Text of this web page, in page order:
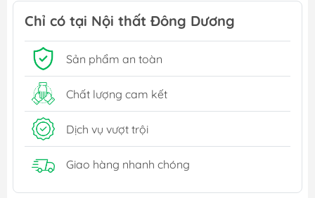
Chỉ có tại Nội thất Đông Dương
Sản phẩm an toàn
Chất lượng cam kết
Dịch vụ vượt trội
Giao hàng nhanh chóng